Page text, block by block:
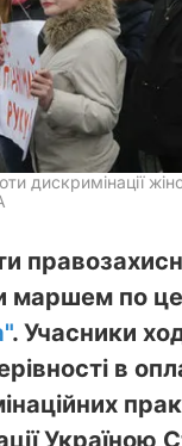
дискримінації
маршем по
. Учасники
в
Україною